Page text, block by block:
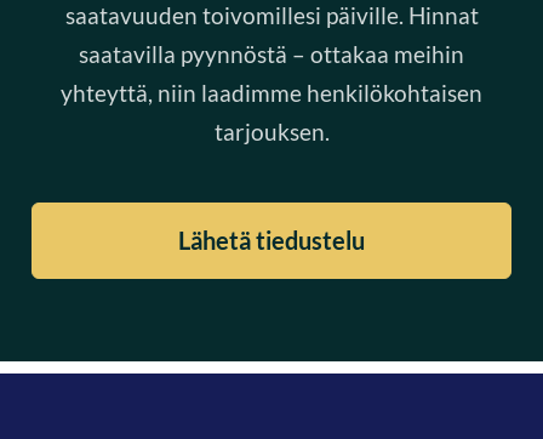
saatavuuden toivomillesi päiville. Hinnat
saatavilla pyynnöstä – ottakaa meihin
yhteyttä, niin laadimme henkilökohtaisen
tarjouksen.
Lähetä tiedustelu